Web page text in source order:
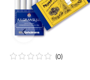
(0)